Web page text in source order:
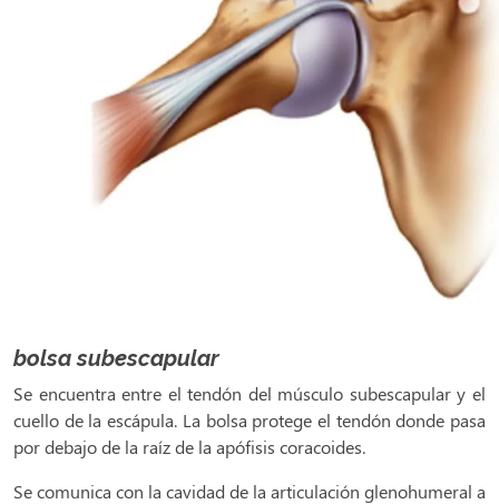
bolsa subescapular
Se encuentra entre el tendón del músculo subescapular y el
cuello de la escápula. La bolsa protege el tendón donde pasa
por debajo de la raíz de la apófisis coracoides.
Se comunica con la cavidad de la articulación glenohumeral a